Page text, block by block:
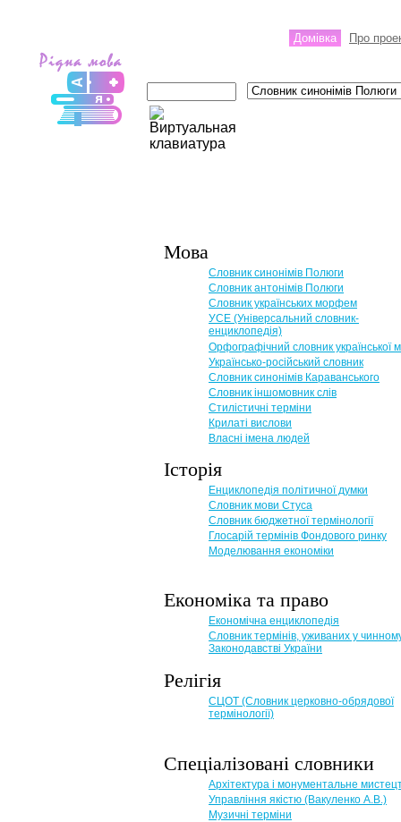
Домівка Про
Мова
Словник синонімів Полюги
Словник антонімів Полюги
Словник українських морфем
УСЕ (Універсальний словник-
енциклопедія)
Орфографічний словник української
Українсько-російський словник
Словник синонімів Караванського
Словник іншомовник слів
Стилістичні терміни
Крилаті вислови
Власні імена людей
Історія
Енциклопедія політичної думки
Словник мови Стуса
Словник бюджетної термінології
Глосарій термінів Фондового ринку
Моделювання економіки
Економіка та право
Eкономічна енциклопедія
Словник термінів, уживаних у
Законодавстві України
Релігія
СЦОТ (Словник церковно-обрядової
термінології)
Спеціалізовані словники
Архітектура і монументальне
Управління якістю (Вакуленко А.В.)
Музичні терміни